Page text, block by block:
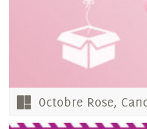
Octobre Rose,